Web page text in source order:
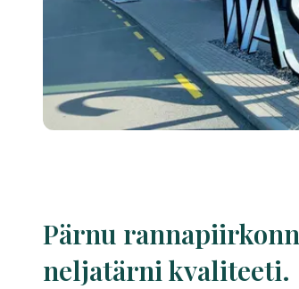
Pärnu
neljatärni kvaliteeti.